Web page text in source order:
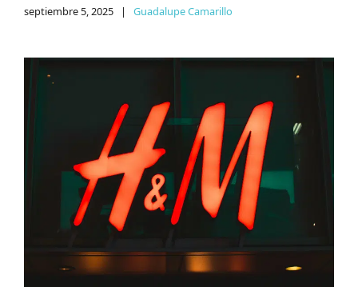
septiembre 5, 2025 | Guadalupe Camarillo